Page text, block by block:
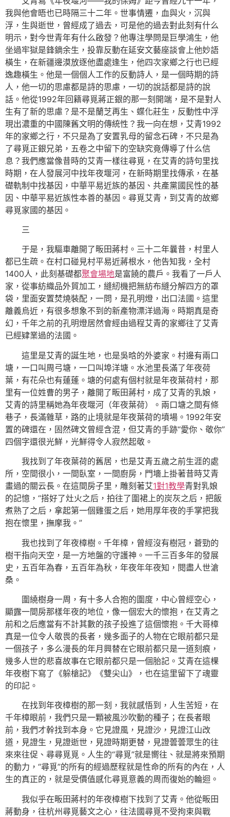
我與他會晤也已時隔三十二年。世事情遷，血與火，沉與
浮，生與逝世，曾經成了過去，可是他的過去對此刻有什么
明示，對今世青年有什么啟發？他專注學問是巨學鴻生，他
坐過牢獄是鋒鏑余生，投靠反動在延安文藝座談會上他妙語
橫生，在新疆邊漠放逐他盡處逢生，他四次家鄉之行也已經
逸趣橫生。他是一個個人工作的反動詩人，是一個時期的詩
人，他一切的思慮都是詩的思慮，一切的說話都是詩的說
話。他從1992年回籍尋覓蔣正銀的那一刻開端，是不是對人
生有了新的思慮？是不是蘭芝再生、蝶化莊生，反動性中浮
現出濃重的中國陳舊文明的傳統性？我一向在想，艾青1992
年的家鄉之行，不只是為了安置乳母的留念石碑，不只是為
了尋覓正銀兄弟，五卷之中留下的空缺究竟傳導了什么信
息？我們應當像昔時的艾青一樣往尋覓，在艾青的詩句里找
時期，在人發展河中找年夜堰河，在新時期里找傳承，在基
礎軌制中找基因，中華平易近族的基因、共產黨國民性的基
因、中華平易近族性本善的基因。尋覓艾青，到艾青的故鄉
尋覓家國的基因。
三
于是，我驅車離開了畈田蔣村。三十二年曩昔，村里人
都已生疏。在村口碰見村平易近蔣根水，他告知我，全村
1400人，此刻基礎都聚會場地是富饒的農戶。我看了一戶人
家，從事紡織品外貿加工，縫紉機把無紡布縫分解四方的罩
袋，里面安置焚燒裝配，一問，是孔明燈，出口法國。這里
離義烏近，有很多想象不到的新產物漂洋過海。時期真是奇
幻，千年之前的孔明燈居然會經由過程艾青的家鄉往了艾青
已經肄業過的法國。
這里是艾青的誕生地，也是吳晗的外婆家。村邊有兩口
塘，一口叫周弓塘，一口叫埠洋塘。水池里長滿了年夜荷
葉，有花朵也有蓮蓬。塘的何處有個村就是年夜葉荷村，那
里有一位姓曹的男子，離開了畈田蔣村，成了艾青的乳娘，
艾青的詩里稱她為年夜堰河（年夜葉荷）。兩口塘之間有條
巷子，長滿雜草，路的止境就是年夜葉荷的墳場。1992年安
置的碑還在，固然碑文曾經含混，但艾青的手跡“愛你、敬你”
四個字還很光鮮，光鮮得令人寂然起敬。
我找到了年夜葉荷的舊居，也是艾青五歲之前生涯的處
所，空間很小，一間臥室，一間廚房，門墻上掛著昔時艾青
畫過的關云長。在這間房子里，雕刻著艾1對1教學青對乳娘
的記憶，“搭好了灶火之后，拍往了圍裙上的炭灰之后，把飯
煮熟了之后，拿起第一個雞蛋之后，她用厚年夜的手掌把我
抱在懷里，撫摩我。”
我也找到了年夜樟樹。千年樟，曾經沒有樹冠，蒼勁的
樹干指向天空，是一方地盤的守護神。一千三百多年的發展
史，五百年為春，五百年為秋，年夜年年夜知，閱盡人世滄
桑。
圍繞樹身一周，有十多人合抱的圍度，中心曾經空心，
顯露一間房那樣年夜的地位，像一個宏大的懷抱，在艾青之
前和之后應當有不計其數的孩子投進了這個懷抱。千大哥樟
真是一位令人敬畏的長者，幾多面子的人物在它眼前都只是
一個孩子，多么漫長的年月興替在它眼前都只是一道刻痕，
幾多人世的悲喜故事在它眼前都只是一個胎記。艾青在這棵
年夜樹下寫了《躲槍記》《雙尖山》，也在這里留下了魂靈
的印記。
在找到年夜樟樹的那一刻，我就感悟到，人生苦短，在
千年樟眼前，我們只是一顆被風沙吹動的種子；在長者眼
前，我們才幹找到本身。它見證風，見證沙，見證江山改
道，見證生，見證逝世，見證時期更替，見證蕓蕓眾生的往
來來往促、尋尋覓覓。人生的“尋覓”就是嚮往、就是將來預期
的動力，“尋覓”的所有的經過歷程就是性命的所有的內在，人
生的真正的，就是受價值感化尋覓意義的周而復始的輪迴。
我似乎在畈田蔣村的年夜樟樹下找到了艾青。他從畈田
蔣動身，往杭州尋覓藝文之心，往法國尋覓不受拘束與戰